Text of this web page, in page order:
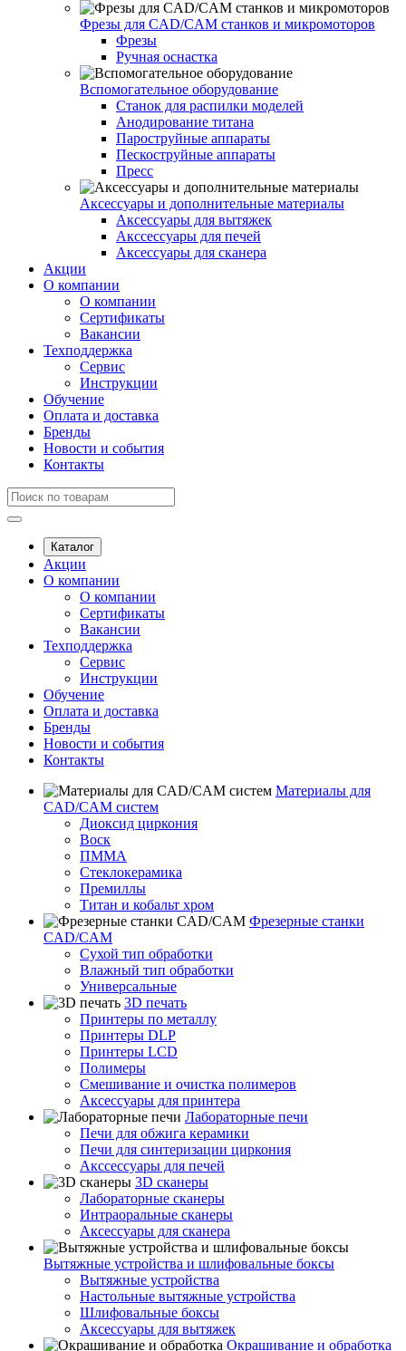
Фрезы для CAD/CAM станков и микромоторов
Фрезы
Ручная оснастка
Вспомогательное оборудование
Станок для распилки моделей
Анодирование титана
Пароструйные аппараты
Пескоструйные аппараты
Пресс
Аксессуары и дополнительные материалы
Аксессуары для вытяжек
Акссессуары для печей
Аксессуары для сканера
Акции
О компании
О компании
Сертификаты
Вакансии
Техподдержка
Сервис
Инструкции
Обучение
Оплата и доставка
Бренды
Новости и события
Контакты
Каталог
Акции
О компании
О компании
Сертификаты
Вакансии
Техподдержка
Сервис
Инструкции
Обучение
Оплата и доставка
Бренды
Новости и события
Контакты
Материалы для
CAD/CAM систем
Диоксид циркония
Воск
ПММА
Стеклокерамика
Премиллы
Титан и кобальт хром
Фрезерные станки
CAD/CAM
Сухой тип обработки
Влажный тип обработки
Универсальные
3D печать
Принтеры по металлу
Принтеры DLP
Принтеры LCD
Полимеры
Смешивание и очистка полимеров
Аксессуары для принтера
Лабораторные печи
Печи для обжига керамики
Печи для синтеризации циркония
Акссессуары для печей
3D сканеры
Лабораторные сканеры
Интраоральные сканеры
Аксессуары для сканера
Вытяжные устройства и шлифовальные боксы
Вытяжные устройства
Настольные вытяжные устройства
Шлифовальные боксы
Аксессуары для вытяжек
Окрашивание и обработка